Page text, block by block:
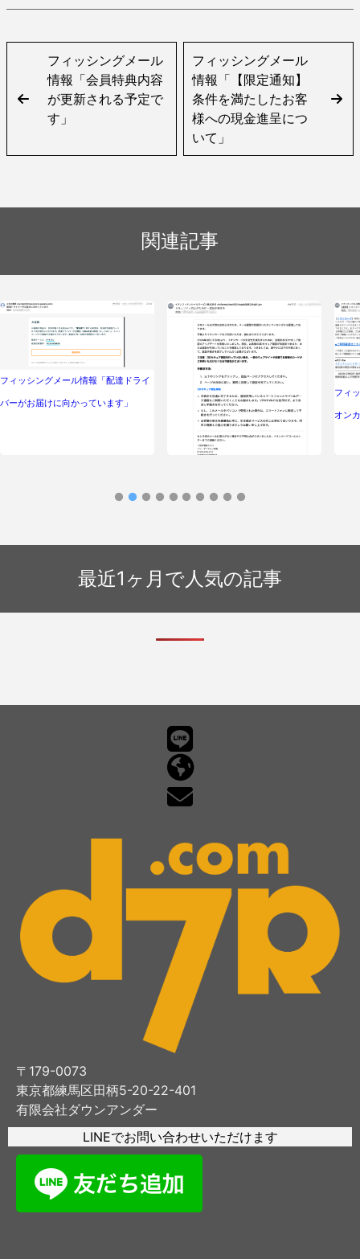
フィッシングメール
情報「会員特典内容
が更新される予定で
す」
フィッシングメール
情報「【限定通知】
条件を満たしたお客
様への現金進呈につ
いて」
関連記事
フィッシングメール情報「配達ドライ
バーがお届けに向かっています」
フィ
オン
最近1ヶ月で人気の記事
〒179-0073
東京都練馬区田柄5-20-22-401
有限会社ダウンアンダー
LINEでお問い合わせいただけます